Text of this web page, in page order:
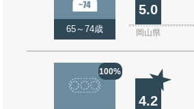
65～74歳
5.0
岡山県
100%
4.2